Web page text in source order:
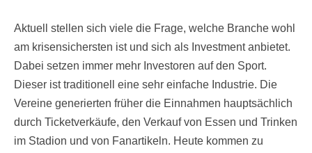
Aktuell stellen sich viele die Frage, welche Branche wohl
am krisensichersten ist und sich als Investment anbietet.
Dabei setzen immer mehr Investoren auf den Sport.
Dieser ist traditionell eine sehr einfache Industrie. Die
Vereine generierten früher die Einnahmen hauptsächlich
durch Ticketverkäufe, den Verkauf von Essen und Trinken
im Stadion und von Fanartikeln. Heute kommen zu